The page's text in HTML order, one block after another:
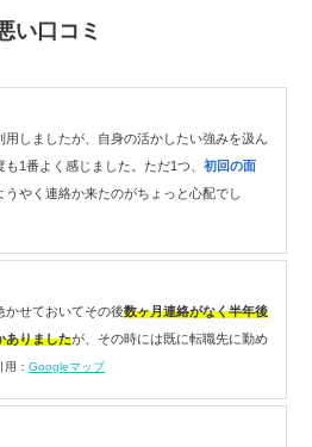
い口コミ
しましたが、自身の活かしたい強みを汲ん
1番よく感じました。ただ1つ、 初回の面
うやく連絡か来たのがちょっと心配でし
かせておいてその後数ヶ月連絡がなく半年後
ありましたが、その時には既に転職先に勤め
用： Googleマップ